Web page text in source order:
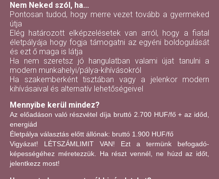
Nem Neked szól, ha...
Pontosan tudod, hogy merre vezet tovább a gyermeked
útja
Elég határozott elképzelésetek van arról, hogy a fiatal
életpályája hogy fogja támogatni az egyéni boldogulását
és ezt ő maga is látja
Ha nem szeretsz jó hangulatban valami újat tanulni a
modern munkahelyi/pálya-kihívásokról
Ha szakemberként tisztában vagy a jelenkor modern
kihívásaival és alternatív lehetőségeivel
Mennyibe kerül mindez?
Az előadáson való részvétel díja bruttó 2.700 HUF/fő + az időd,
energiád
Életpálya választás előtt állónak: bruttó 1.900 HUF/fő
Vigyázat! LÉTSZÁMLIMIT VAN! Ezt a termünk befogadó-
képességéhez méretezzük. Ha részt vennél, ne húzd az időt,
jelentkezz most!